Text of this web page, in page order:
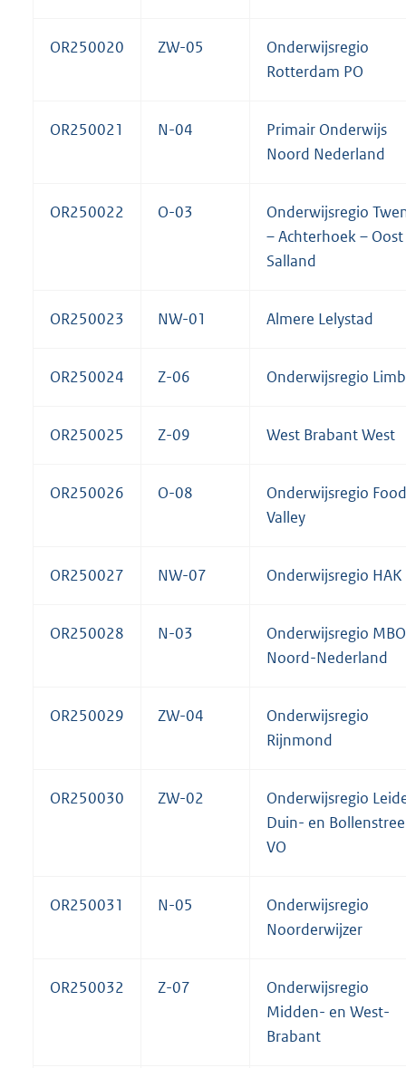
OR250020 ZW-05
Onderwijsregio
Rotterdam PO
OR250021 N-04
Primair Onderwijs
Noord Nederland
OR250022 O-03
Onderwijsregio
– Achterhoek – Oost
Salland
OR250023 NW-01 Almere Lelystad
OR250024 Z-06 Onderwijsregio
OR250025 Z-09 West Brabant West
OR250026 O-08
Onderwijsregio Food
Valley
OR250027 NW-07 Onderwijsregio HAK
OR250028 N-03
Onderwijsregio MBO
Noord-Nederland
OR250029 ZW-04
Onderwijsregio
Rijnmond
OR250030 ZW-02
Onderwijsregio
Duin- en
VO
OR250031 N-05
Onderwijsregio
Noorderwijzer
OR250032 Z-07
Onderwijsregio
Midden- en West-
Brabant